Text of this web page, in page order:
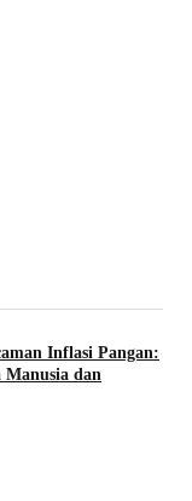
Inflasi Pangan:
Manusia dan